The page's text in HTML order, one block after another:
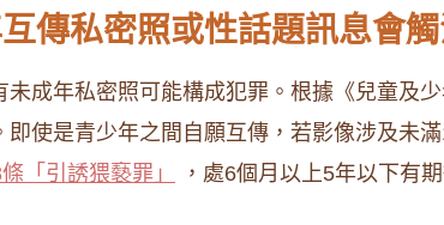
傳私密照或性話題訊息會觸
未成年私密照可能構成犯罪。根據《兒童及
即使是青少年之間自願互傳，若影像涉及未
「引誘猥褻罪」
，處6個月以上5年以下有期